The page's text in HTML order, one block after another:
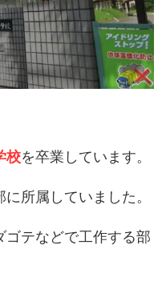
校を卒業しています。
所属していました。
ゴテなどで工作する部